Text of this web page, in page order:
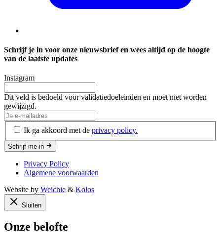
Schrijf je in voor onze nieuwsbrief en wees altijd op de hoogte
van de laatste updates
Instagram
Dit veld is bedoeld voor validatiedoeleinden en moet niet worden
gewijzigd.
Je
e-
mailadres(Vereist)
Ik ga akkoord met de privacy policy.
Schrijf me in
Privacy Policy
Algemene voorwaarden
Website by Weichie & Kolos
Sluiten
Onze belofte